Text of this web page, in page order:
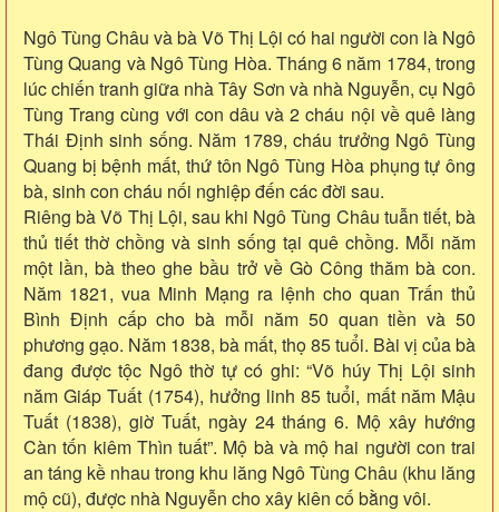
Ngô Tùng Châu và bà Võ Thị Lội có hai người con là Ngô
Tùng Quang và Ngô Tùng Hòa. Tháng 6 năm 1784, trong
lúc chiến tranh giữa nhà Tây Sơn và nhà Nguyễn, cụ Ngô
Tùng Trang cùng với con dâu và 2 cháu nội về quê làng
Thái Định sinh sống. Năm 1789, cháu trưởng Ngô Tùng
Quang bị bệnh mất, thứ tôn Ngô Tùng Hòa phụng tự ông
bà, sinh con cháu nối nghiệp đến các đời sau.
Riêng bà Võ Thị Lội, sau khi Ngô Tùng Châu tuẫn tiết, bà
thủ tiết thờ chồng và sinh sống tại quê chồng. Mỗi năm
một lần, bà theo ghe bầu trở về Gò Công thăm bà con.
Năm 1821, vua Minh Mạng ra lệnh cho quan Trấn thủ
Bình Định cấp cho bà mỗi năm 50 quan tiền và 50
phương gạo. Năm 1838, bà mất, thọ 85 tuổi. Bài vị của bà
đang được tộc Ngô thờ tự có ghi: “Võ húy Thị Lội sinh
năm Giáp Tuất (1754), hưởng linh 85 tuổi, mất năm Mậu
Tuất (1838), giờ Tuất, ngày 24 tháng 6. Mộ xây hướng
Càn tốn kiêm Thìn tuất”. Mộ bà và mộ hai người con trai
an táng kề nhau trong khu lăng Ngô Tùng Châu (khu lăng
mộ cũ), được nhà Nguyễn cho xây kiên cố bằng vôi.